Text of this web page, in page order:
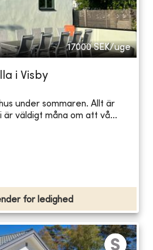
17000 SEK/uge
i Visby
under sommaren. Allt är
är väldigt måna om att vå...
for ledighed